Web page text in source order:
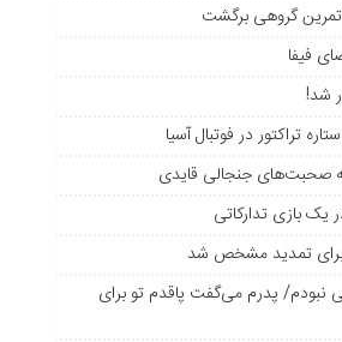
گروهی برگشت
فیفا
شد!
تراکتور در فوتبال آسیا
صحبت‌های جنجالی قایدی
یک بازی تدارکاتی
نبودم/ پدرم می‌گفت پاقدم تو برای